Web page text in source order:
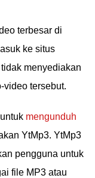
terbesar di
ke situs
menyediakan
video tersebut.
mengunduh
YtMp3. YtMp3
pengguna untuk
file MP3 atau